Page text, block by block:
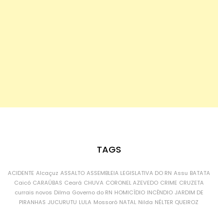
TAGS
ACIDENTE Alcaçuz ASSALTO ASSEMBLEIA LEGISLATIVA DO RN Assu BATATA
Caicó CARAÚBAS Ceará CHUVA CORONEL AZEVEDO CRIME CRUZETA
currais novos Dilma Governo do RN HOMICÍDIO INCÊNDIO JARDIM DE
PIRANHAS JUCURUTU LULA Mossoró NATAL Nilda NÉLTER QUEIROZ